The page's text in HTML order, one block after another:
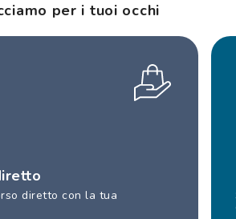
per i tuoi occhi
diretto con la tua